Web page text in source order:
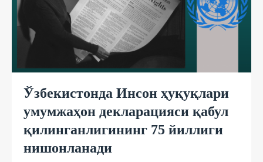
Ўзбекистонда Инсон ҳуқуқлари
умумжаҳон декларацияси қабул
қилинганлигининг 75 йиллиги
нишонланади